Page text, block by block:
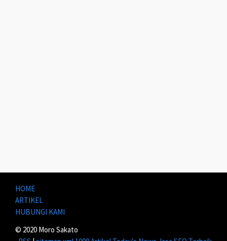
HOME
ARTIKEL
HUBUNGI KAMI
© 2020 Moro Sakato